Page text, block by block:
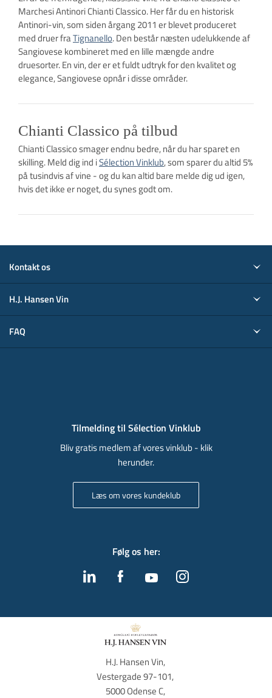
Marchesi Antinori Chianti Classico. Her får du en historisk
Antinori-vin, som siden årgang 2011 er blevet produceret
med druer fraTignanello. Den består næsten udelukkende af
Sangiovese kombineret med en lille mængde andre
druesorter. En vin, der er et fuldt udtryk for den kvalitet og
elegance, ​​Sangiovese opnår i disse områder.
Chianti Classico på tilbud
Chianti Classico smager endnu bedre, når du har sparet en
skilling. Meld dig ind iSélection Vinklub, som sparer du altid 5%
på tusindvis af vine - og du kan altid bare melde dig ud igen,
hvis det ikke er noget, du synes godt om.
Kontakt os
H.J. Hansen Vin
FAQ
Tilmelding til Sélection Vinklub
Bliv gratis medlem af vores vinklub - klik
herunder.
Læs om vores kundeklub
Følg os her:
H.J. Hansen Vin,
Vestergade 97-101,
5000 Odense C,